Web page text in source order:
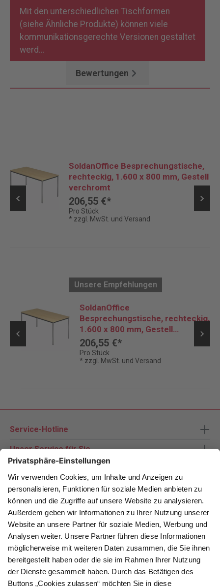
Mit den unterschiedlichen Tischformen
(siehe Ähnliche Produkte) können viele
kommunikationsgerechte Versionen gestaltet
werd…
Bewertungen
SoldanOffice Besprechungstische,
rechteckig, 1.600 x 800 mm, Gestell
verchromt
206,55 €*
Pro Stück
* zzgl. MwSt. und Versand
Unsere Empfehlungen
SoldanOffice
Besprechungstische, rechteckig,
1.600 x 800 mm, Gestell
verchromt
206,55 €*
Pro Stück
* zzgl. MwSt. und Versand
Service-Hotline
Unser Service für Sie
Zahlungsarten
Newsletter abonnieren
Als Dankeschön für Ihr D&K Newsletter-Abo
erhalten Sie ein 10 € -Gutschein: